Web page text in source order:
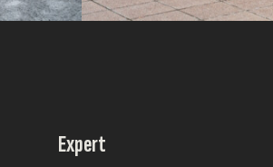
Expert